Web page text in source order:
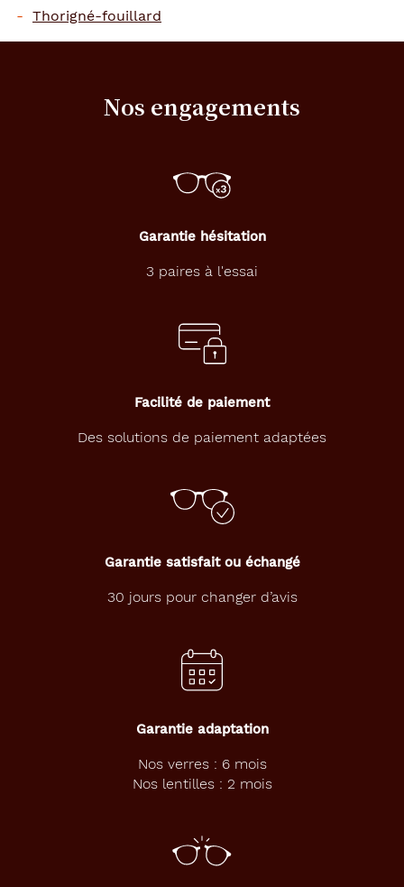
Thorigné-fouillard
Nos engagements
Garantie hésitation
3 paires à l'essai
Facilité de paiement
Des solutions de paiement adaptées
Garantie satisfait ou échangé
30 jours pour changer d’avis
Garantie adaptation
Nos verres : 6 mois
Nos lentilles : 2 mois